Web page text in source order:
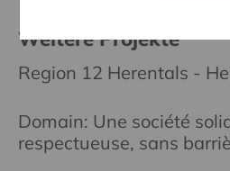
Weitere Projekte
Region 12 Herentals -
Domain: Une société
respectueuse, sans